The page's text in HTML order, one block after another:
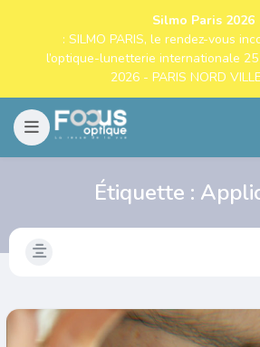
Silmo Paris 2026
: SILMO PARIS, le rendez-vous
l’optique-lunetterie internationale 25
2026 - PARIS NORD
Étiquette :